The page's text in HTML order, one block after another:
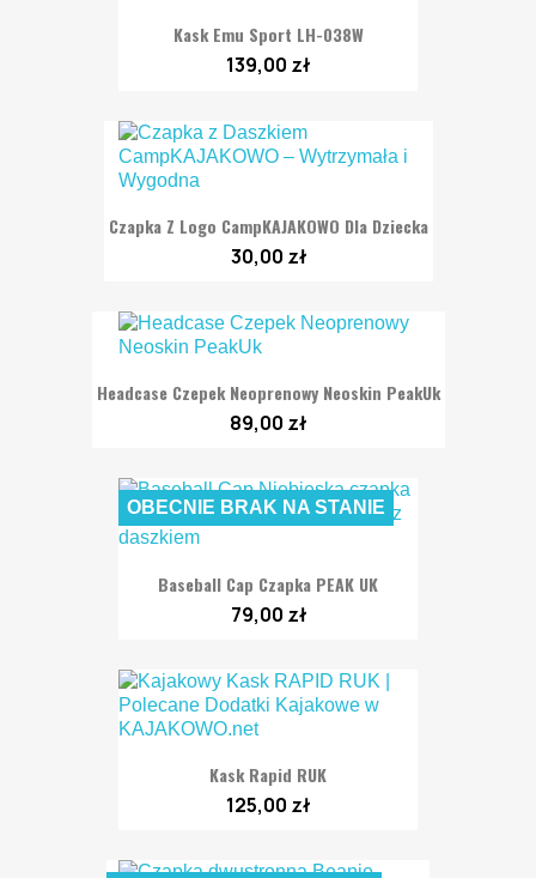
Kask Emu Sport LH-038W
139,00 zł
Czapka Z Logo CampKAJAKOWO Dla Dziecka
30,00 zł
Headcase Czepek Neoprenowy Neoskin PeakUk
89,00 zł
Baseball Cap Czapka PEAK UK
79,00 zł
OBECNIE BRAK NA STANIE
Kask Rapid RUK
125,00 zł